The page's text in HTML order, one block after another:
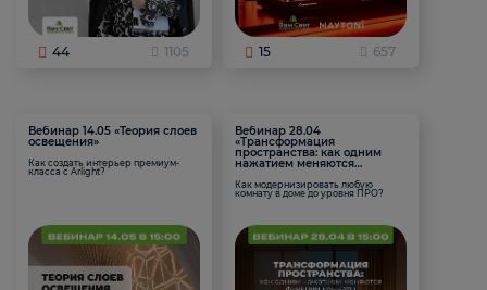
44 1105 15 657
Вебинар 14.05 «Теория слоев
освещения»
Как создать интерьер премиум-
класса с Arlight?
Вебинар 28.04
«Трансформация
пространства: как одним
нажатием меняются
Как модернизировать любую
комнату в доме до уровня ПРО?